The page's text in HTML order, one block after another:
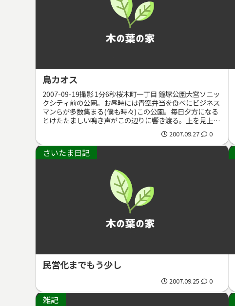
鳥カオス
2007-09-19撮影 1分6秒桜木町一丁目 鐘塚公園大宮ソニッ
クシティ前の公園。お昼時には青空弁当を食べにビジネス
マンらが多数集まる(僕も時々)この公園。毎日夕方になる
とけたたましい鳴き声がこの辺りに響き渡る。上を見上げ
2007.09.27 0
さいたま日記
民営化までもう少し
2007.09.25 0
雑記